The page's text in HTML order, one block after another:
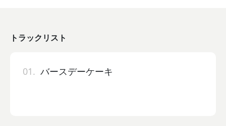
トラックリスト
01. バースデーケーキ